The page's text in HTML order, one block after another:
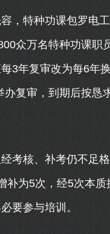
，特种功课包罗电
众万名特种功课职
3年复审改为每6年换
复审，到期后按恳
核、补考仍不足格
补为5次，经5次本质
要参与培训。